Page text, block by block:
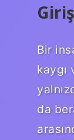
Bir
kaygı
da